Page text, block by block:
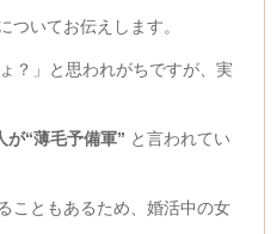
ついてお伝えします。
？」と思われがちですが、実
が“薄毛予備軍” と言われてい
こともあるため、婚活中の女